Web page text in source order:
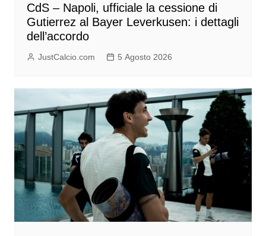
CdS – Napoli, ufficiale la cessione di
Gutierrez al Bayer Leverkusen: i dettagli
dell’accordo
JustCalcio.com 5 Agosto 2026